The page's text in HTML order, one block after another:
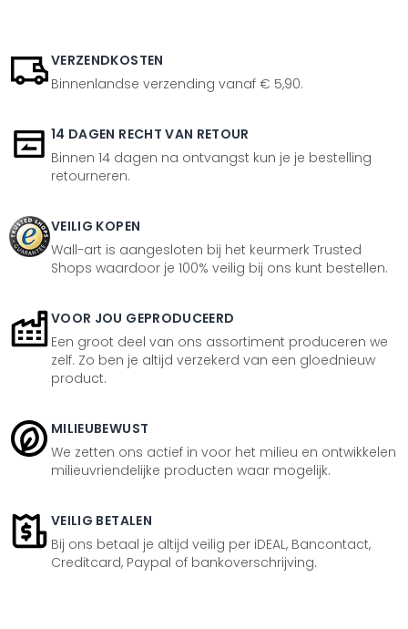
VERZENDKOSTEN
Binnenlandse verzending vanaf € 5,90.
14 DAGEN RECHT VAN RETOUR
Binnen 14 dagen na ontvangst kun je je bestelling
retourneren.
VEILIG KOPEN
Wall-art is aangesloten bij het keurmerk Trusted
Shops waardoor je 100% veilig bij ons kunt bestellen.
VOOR JOU GEPRODUCEERD
Een groot deel van ons assortiment produceren we
zelf. Zo ben je altijd verzekerd van een gloednieuw
product.
MILIEUBEWUST
We zetten ons actief in voor het milieu en ontwikkelen
milieuvriendelijke producten waar mogelijk.
VEILIG BETALEN
Bij ons betaal je altijd veilig per iDEAL, Bancontact,
Creditcard, Paypal of bankoverschrijving.